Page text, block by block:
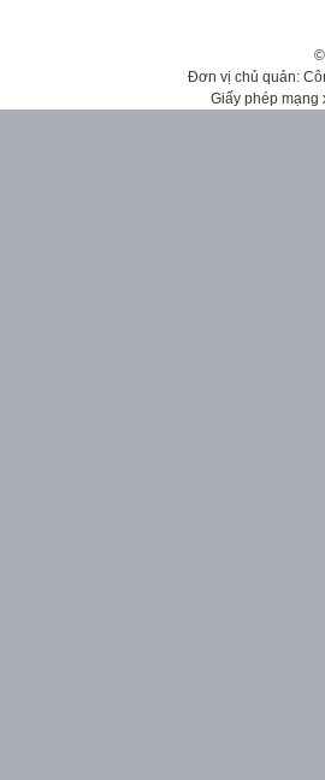
Đơn vị chủ quản:
Giấy phép mạng